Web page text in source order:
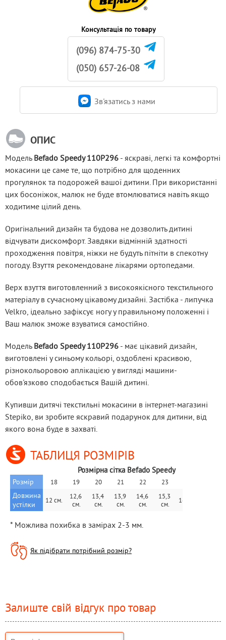
Консультація по товару
(096) 874-75-30
(050) 657-26-08
Зв'язатись з нами
ОПИС
Модель Befado Speedy 110P296 - яскраві, легкі та комфортні
мокасини це саме те, що потрібно для щоденних
прогулянок та подорожей вашої дитини. При використанні
цих босоніжок, малюк не буде втомлюватися навіть якщо
ходитиме цілий день.
Оригінальний дизайн та будова не дозволить дитині
відчувати дискомфорт. Завдяки відмінній здатності
проходження повітря, ніжки не будуть пітніти в спекотну
погоду. Взуття рекомендоване лікарями ортопедами.
Верх взуття виготовленний з високоякісного текстильного
матеріалу в сучасному цікавому дизайні. Застібка - липучка
Velkro, ідеально зафіксує ногу у правильному положенні і
Ваш малюк зможе взуватися самостійно.
Модель Befado Speedy 110P296 - має цікавий дизайн,
виготовлені у синьому кольорі, оздоблені красивою,
різнокольоровою аплікацією у вигляді машини-
обов'язково сподобається Вашій дитині.
Купивши дитячі текстильні мокасини в інтернет-магазині
Stepiko, ви зробите яскравий подарунок для дитини, від
якого вона буде в захваті.
ТАБЛИЦЯ РОЗМІРІВ
Розмірна сітка Befado Speedy
Розмір 18 19 20 21 22 23
Довжина
устілки
12 см.
12,6
см.
13,4
см.
13,9
см.
14,6
см.
15,3
см.
16 см.
* Можлива похибка в замірах 2-3 мм.
Як підібрати потрібний розмір?
Залиште свій відгук про товар